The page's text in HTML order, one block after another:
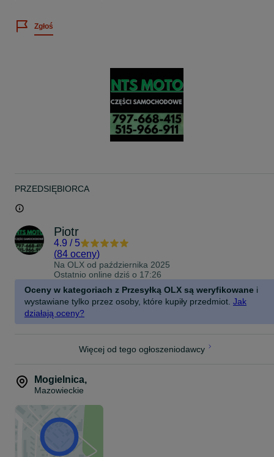
Zgłoś
PRZEDSIĘBIORCA
Piotr
4.9 / 5
(84 oceny)
Na OLX od października 2025
Ostatnio online dziś o 17:26
Oceny w kategoriach z Przesyłką OLX są weryfikowane i
wystawiane tylko przez osoby, które kupiły przedmiot. Jak
działają oceny?
Więcej od tego ogłoszeniodawcy
Mogielnica,
Mazowieckie